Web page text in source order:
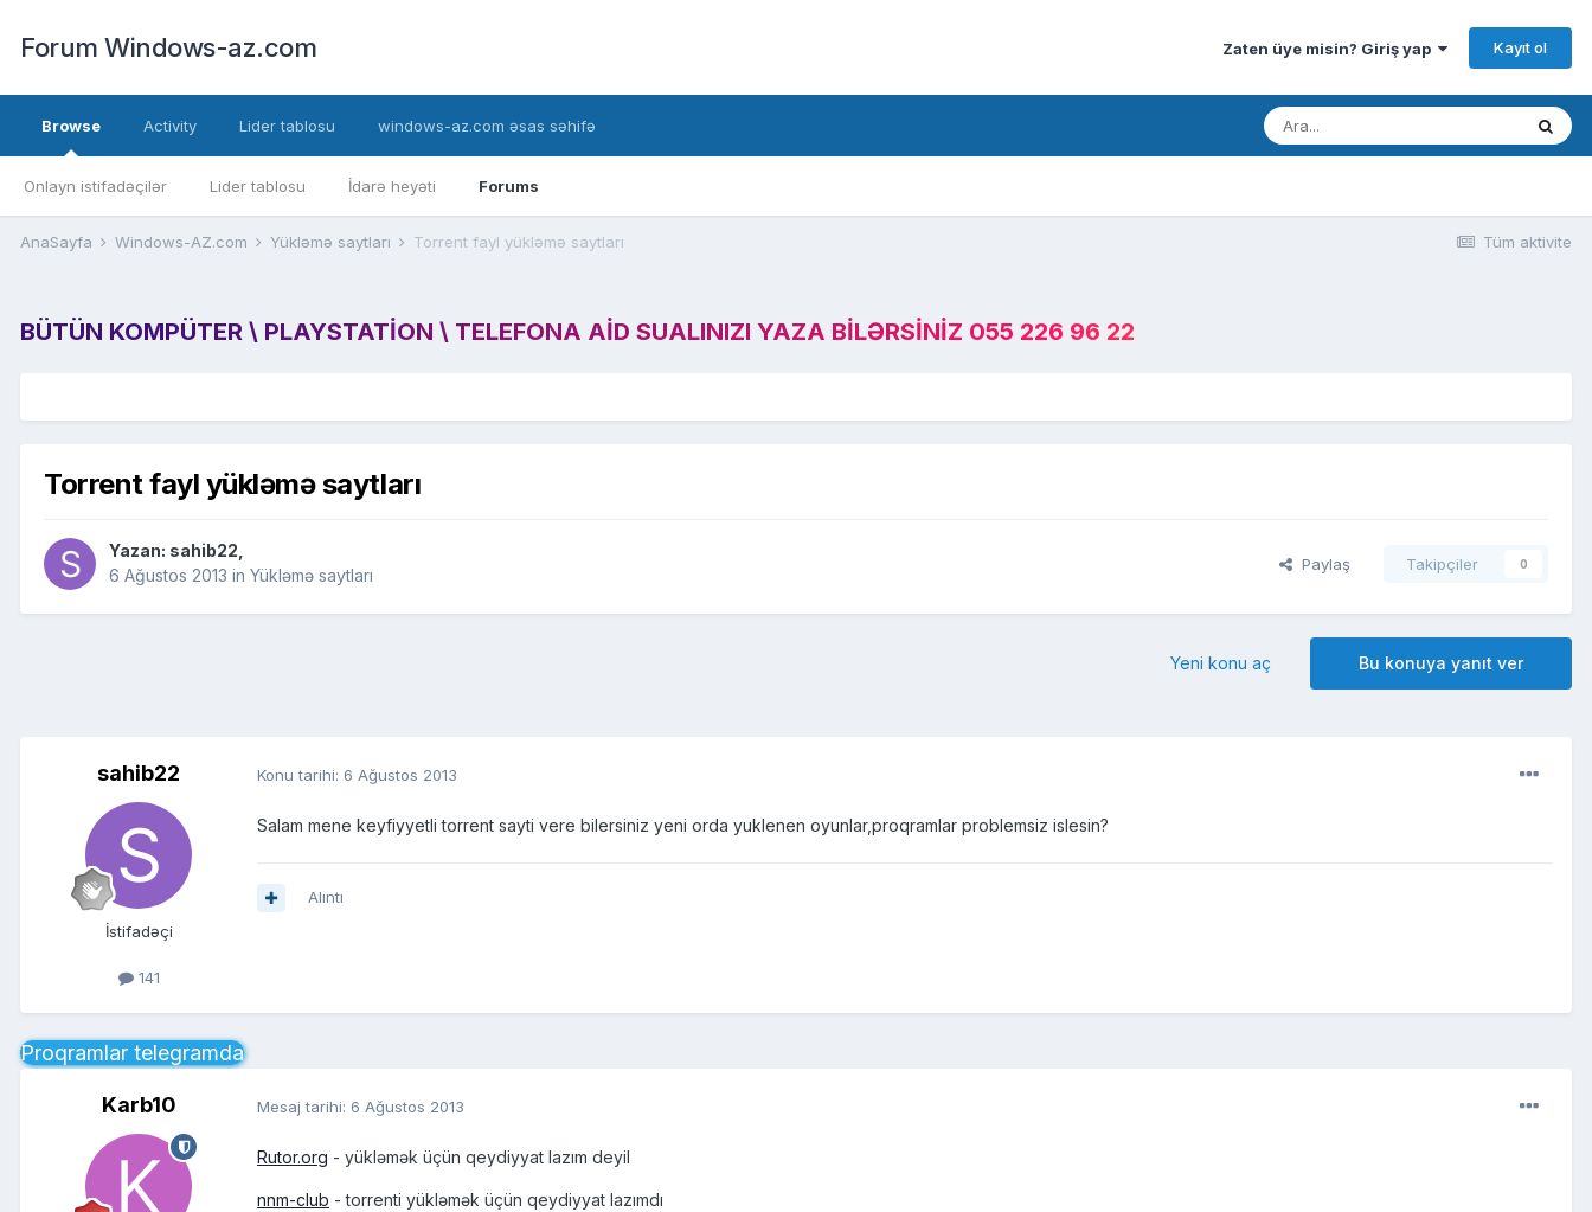
Forum Windows-az.com Zaten üye misin? Giriş yap Kayıt ol
Browse
Onlayn istifadəçilər Lider tablosu İdarə heyəti Forums
Activity Lider tablosu windows-az.com əsas səhifə
Tüm aktivite
AnaSayfa Windows-AZ.com Yükləmə saytları Torrent fayl yükləmə saytları
BÜTÜN KOMPÜTER \ PLAYSTATION \ TELEFONA AID SUALINIZI YAZA BILƏRSINIZ 055 226 96 22
Torrent fayl yükləmə saytları
Yazan: sahib22
6 Ağustos 2013 in Yükləmə saytları
Paylaş Takipçiler 0
Bu konuya yanıt ver
Yeni konu aç
sahib22
İstifadəçi
141
Konu tarihi: 6 Ağustos 2013
Salam mene keyfiyyetli torrent sayti vere bilersiniz yeni orda yuklenen oyunlar,proqramlar problemsiz islesin?
Alıntı
Proqramlar telegramda
Karb10 Mesaj tarihi: 6 Ağustos 2013
Rutor.org - yükləmək üçün qeydiyyat lazım deyil
nnm-club - torrenti yükləmək üçün qeydiyyat lazımdı